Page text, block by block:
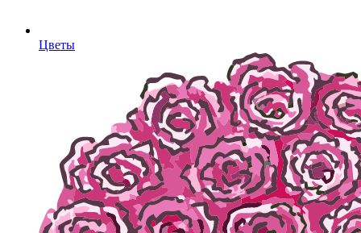
Цветы